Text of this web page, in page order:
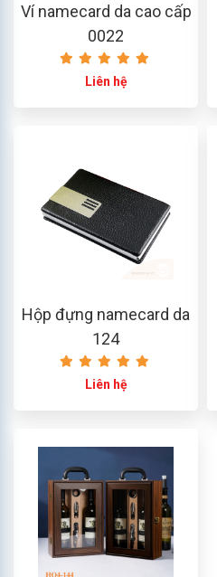
Ví namecard da cao cấp
0022
Liên hệ
Hộp đựng namecard da
124
Liên hệ